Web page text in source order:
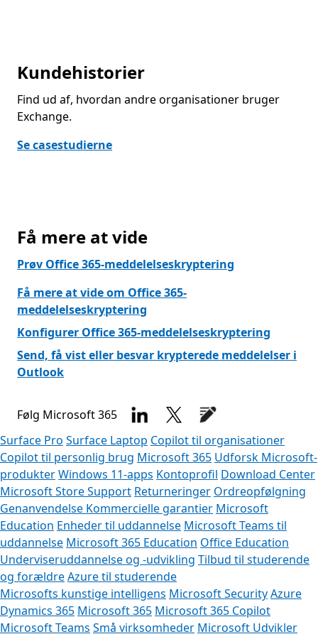
Kundehistorier
Find ud af, hvordan andre organisationer bruger
Exchange.
Se casestudierne
Få mere at vide
Prøv Office 365-meddelelseskryptering
Få mere at vide om Office 365-
meddelelseskryptering
Konfigurer Office 365-meddelelseskryptering
Send, få vist eller besvar krypterede meddelelser i
Outlook
Følg Microsoft 365
Surface Pro Surface Laptop Copilot til organisationer
Copilot til personlig brug Microsoft 365 Udforsk Microsoft-
produkterWindows 11-apps Kontoprofil Download Center
Microsoft Store Support Returneringer Ordreopfølgning
Genanvendelse Kommercielle garantier Microsoft
Education Enheder til uddannelse Microsoft Teams til
uddannelse Microsoft 365 Education Office Education
Underviseruddannelse og -udvikling Tilbud til studerende
og forældreAzure til studerende
Microsofts kunstige intelligens Microsoft SecurityAzure
Dynamics 365 Microsoft 365 Microsoft 365 Copilot
Microsoft Teams Små virksomheder Microsoft Udvikler